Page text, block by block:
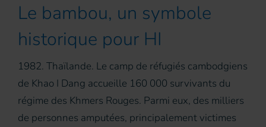
Le bambou, un symbole
historique pour HI
1982. Thaïlande. Le camp de réfugiés cambodgiens
de Khao I Dang accueille 160 000 survivants du
régime des Khmers Rouges. Parmi eux, des milliers
de personnes amputées, principalement victimes